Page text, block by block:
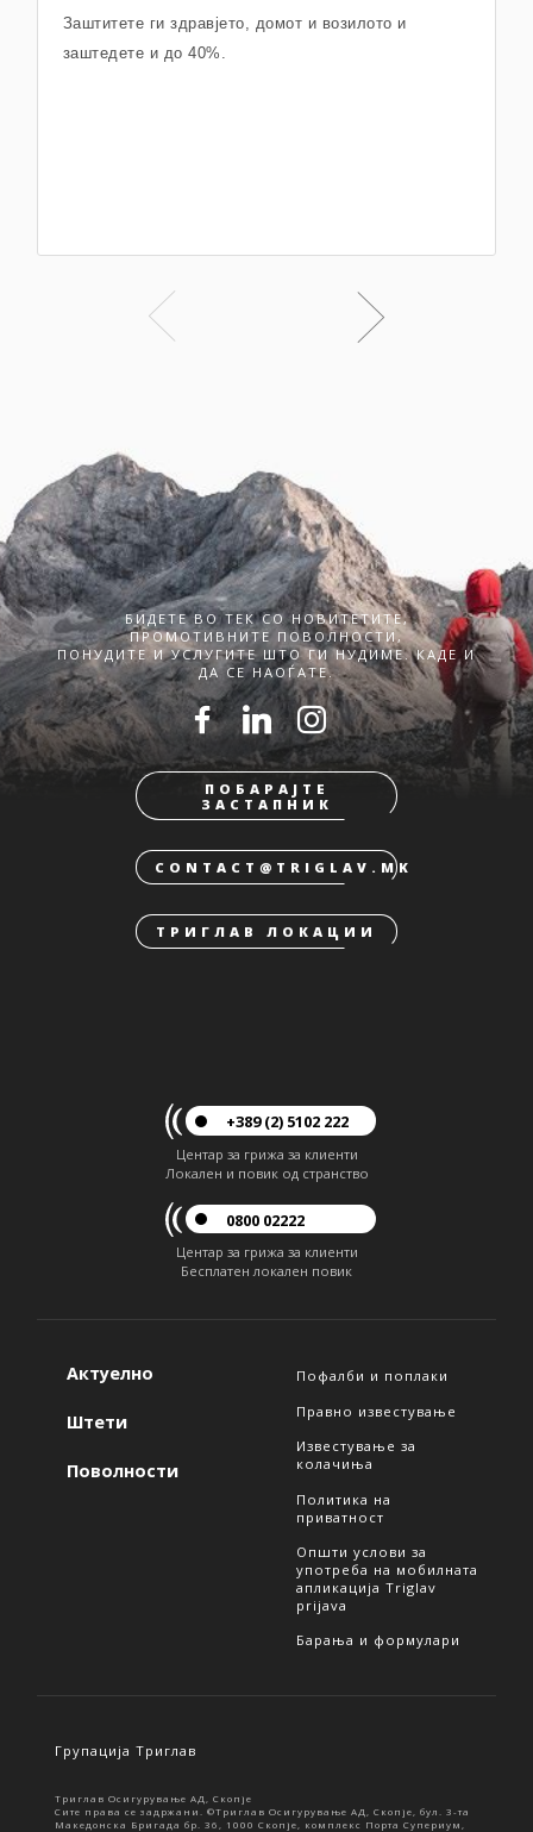
Заштитете ги здравјето, домот и возилото и
заштедете и до 40%.
БИДЕТЕ ВО ТЕК СО НОВИТЕТИТЕ,
ПРОМОТИВНИТЕ ПОВОЛНОСТИ,
ПОНУДИТЕ И УСЛУГИТЕ ШТО ГИ НУДИМЕ. КАДЕ И
ДА СЕ НАОЃАТЕ.
ПОБАРАЈТЕ
ЗАСТАПНИК
CONTACT@TRIGLAV.MK
ТРИГЛАВ ЛОКАЦИИ
+389 (2) 5102 222
Центар за грижа за клиенти
Локален и повик од странство
0800 02222
Центар за грижа за клиенти
Бесплатен локален повик
Актуелно
Штети
Поволности
Пофалби и поплаки
Правно известување
Известување за
колачиња
Политика на
приватност
Општи услови за
употреба на мобилната
апликација Triglav
prijava
Барања и формулари
Групација Триглав
Триглав Осигурување АД, Скопје
Сите права се задржани. ©Триглав Осигурување АД, Скопје, бул. 3-та
Македонска Бригада бр. 36, 1000 Скопје, комплекс Порта Супериум,